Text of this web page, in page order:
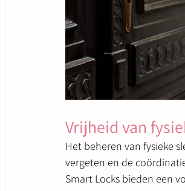
Vrijheid van
Het beheren van fysieke
vergeten en de
Smart Locks bieden een